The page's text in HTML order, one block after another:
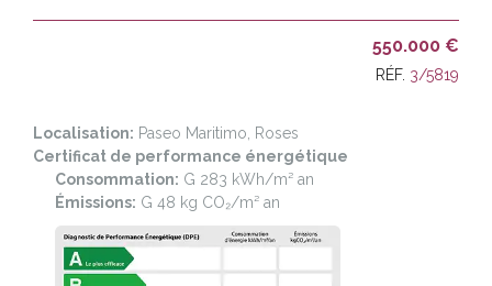
550.000 €
RÉF. 3/5819
Localisation: Paseo Maritimo, Roses
Certificat de performance énergétique
Consommation: G 283 kWh/m² an
Émissions: G 48 kg CO₂/m² an